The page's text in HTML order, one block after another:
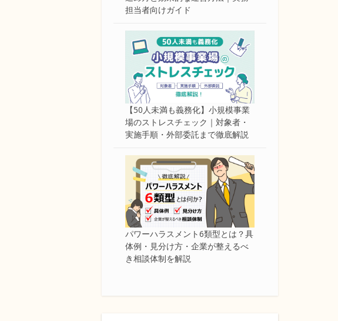
担当者向けガイド
【50人未満も義務化】小規模事業
場のストレスチェック｜対象者・
実施手順・外部委託まで徹底解説
パワーハラスメント6類型とは？具
体例・見分け方・企業が整えるべ
き相談体制を解説